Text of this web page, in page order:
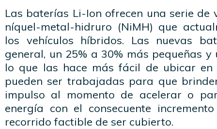
Las baterías Li-Ion ofrecen una serie de
níquel-metal-hidruro (NiMH) que
los vehículos híbridos. Las nuevas
general, un 25% a 30% más pequeñas
lo que las hace más fácil de ubicar en
pueden ser trabajadas para que
impulso al momento de acelerar o
energía con el consecuente
recorrido factible de ser cubierto.